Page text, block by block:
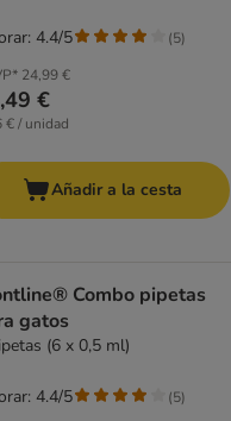
24,99 €
€
€ / unidad
4.4/5 (5)
Añadir a la cesta
Combo pipetas
gatos
(6 x 0,5 ml)
4.4/5 (5)